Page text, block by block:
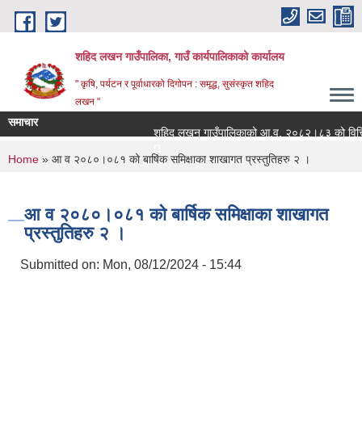
Skip to main content
शहिद लखन गाउँपालिका, गाउँ कार्यपालिकाको कार्यालय
" कृषि, पर्यटन र पूर्वाधारको दिगोपन : समृद्ध, सुसंस्कृत शहिद
लखन "
समाचार
शहिद लखन गाउँपालिकाको आ.व. २०८२।८३ को वित्तिय
You are here
Home » आ व २०८०।०८१ को बार्षिक समिक्षाका शाखागत प्रस्तुतिहरु २ ।
आ व २०८०।०८१ को बार्षिक समिक्षाका शाखागत
प्रस्तुतिहरु २ ।
Submitted on: Mon, 08/12/2024 - 15:44